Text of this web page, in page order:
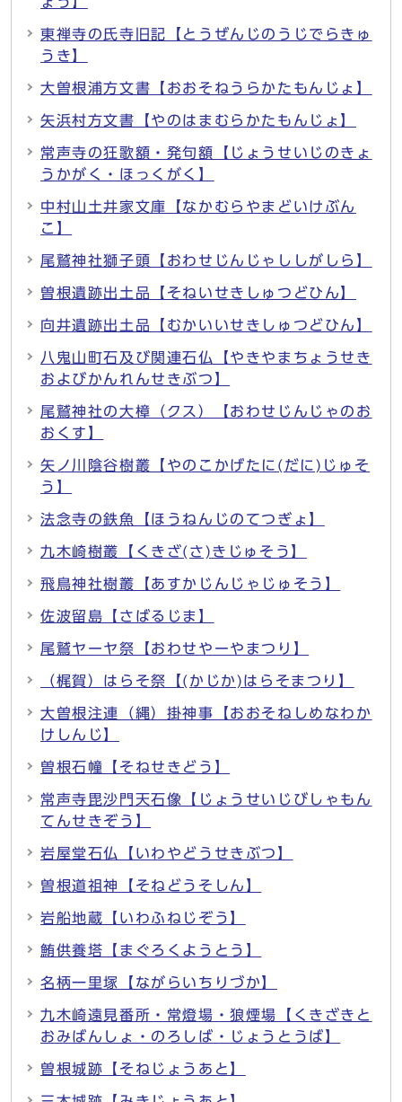
東禅寺の氏寺旧記【とうぜんじのうじでらきゅ
うき】
大曽根浦方文書【おおそねうらかたもんじょ】
矢浜村方文書【やのはまむらかたもんじょ】
常声寺の狂歌額・発句額【じょうせいじのきょ
うかがく・ほっくがく】
中村山土井家文庫【なかむらやまどいけぶん
こ】
尾鷲神社獅子頭【おわせじんじゃししがしら】
曽根遺跡出土品【そねいせきしゅつどひん】
向井遺跡出土品【むかいいせきしゅつどひん】
八鬼山町石及び関連石仏【やきやまちょうせき
およびかんれんせきぶつ】
尾鷲神社の大樟（クス）【おわせじんじゃのお
おくす】
矢ノ川陰谷樹叢【やのこかげたに(だに)じゅそ
う】
法念寺の鉄魚【ほうねんじのてつぎょ】
九木崎樹叢【くきざ(さ)きじゅそう】
飛鳥神社樹叢【あすかじんじゃじゅそう】
佐波留島【さばるじま】
尾鷲ヤーヤ祭【おわせやーやまつり】
（梶賀）はらそ祭【(かじか)はらそまつり】
大曽根注連（縄）掛神事【おおそねしめなわか
けしんじ】
曽根石幢【そねせきどう】
常声寺毘沙門天石像【じょうせいじびしゃもん
てんせきぞう】
岩屋堂石仏【いわやどうせきぶつ】
曽根道祖神【そねどうそしん】
岩船地蔵【いわふねじぞう】
鮪供養塔【まぐろくようとう】
名柄一里塚【ながらいちりづか】
九木崎遠見番所・常燈場・狼煙場【くきざきと
おみばんしょ・のろしば・じょうとうば】
曽根城跡【そねじょうあと】